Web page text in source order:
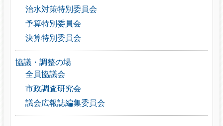
治水対策特別委員会
予算特別委員会
決算特別委員会
協議・調整の場
全員協議会
市政調査研究会
議会広報誌編集委員会